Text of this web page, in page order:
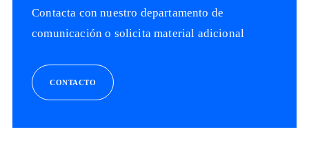
Contacta con nuestro departamento de
comunicación o solicita material adicional
CONTACTO